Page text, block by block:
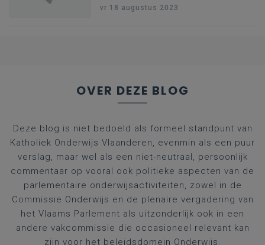
vr 18 augustus 2023
OVER DEZE BLOG
Deze blog is niet bedoeld als formeel standpunt van
Katholiek Onderwijs Vlaanderen, evenmin als een puur
verslag, maar wel als een niet-neutraal, persoonlijk
commentaar op vooral ook politieke aspecten van de
parlementaire onderwijsactiviteiten, zowel in de
Commissie Onderwijs en de plenaire vergadering van
het Vlaams Parlement als uitzonderlijk ook in een
andere vakcommissie die occasioneel relevant kan
zijn voor het beleidsdomein Onderwijs.